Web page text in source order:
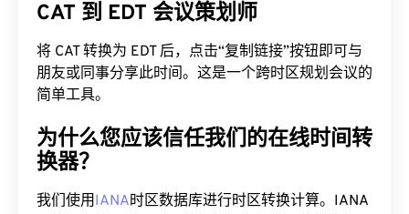
CAT 到 EDT 会议策划师
将 CAT 转换为 EDT 后，点击“复制链接”按钮即可与
朋友或同事分享此时间。这是一个跨时区规划会议的
简单工具。
为什么您应该信任我们的在线时间转
换器？
我们使用IANA时区数据库进行时区转换计算。IANA